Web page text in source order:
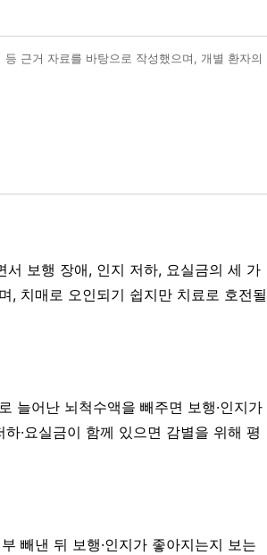
등 근거 자료를 바탕으로 작성했으며, 개별 환자의
보행 장애, 인지 저하, 요실금의 세 가
, 치매로 오인되기 쉽지만 치료로 호전될
늘어난 뇌척수액을 빼주면 보행·인지가
·요실금이 함께 있으면 감별을 위해 평
빼낸 뒤 보행·인지가 좋아지는지 보는